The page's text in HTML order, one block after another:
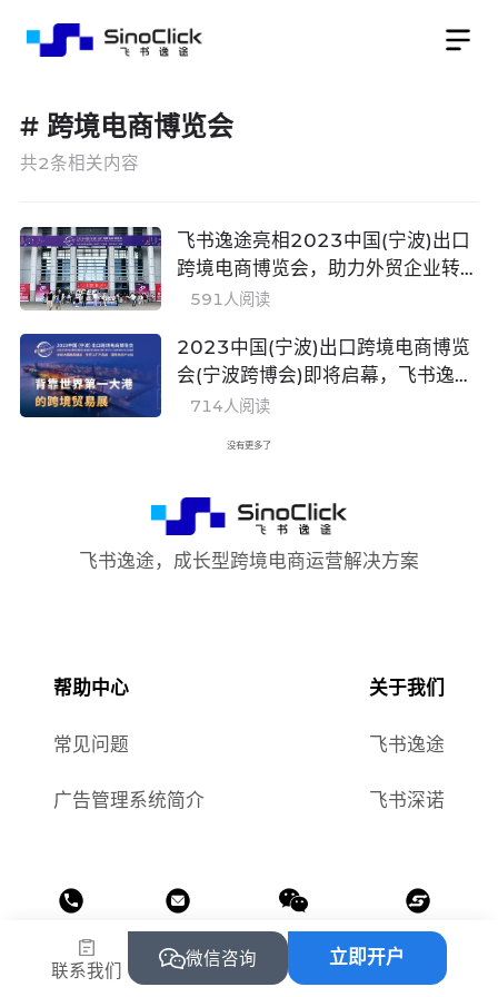
# 跨境电商博览会
共2条相关内容
飞书逸途亮相2023中国(宁波)出口
跨境电商博览会，助力外贸企业转
型升级
591人阅读
2023中国(宁波)出口跨境电商博览
会(宁波跨博会)即将启幕，飞书逸途
邀您逛展
714人阅读
没有更多了
飞书逸途，成长型跨境电商运营解决方案
帮助中心 关于我们
常见问题 飞书逸途
广告管理系统简介 飞书深诺
邮箱 公众号
小程序
联系我们
微信咨询 立即开户